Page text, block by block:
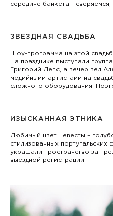
середине банкета - сверяемся,
ЗВЕЗДНАЯ СВАДЬБА
Шоу-программа на этой
На празднике выступали
Григорий Лепс, а вечер вел
медийными артистами на
сложного оборудования.
ИЗЫСКАННАЯ ЭТНИКА
Любимый цвет невесты –
стилизованных
украшали пространство за
выездной регистрации.